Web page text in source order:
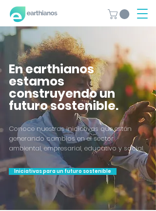
En earthianos
estamos
construyendo un
futuro sostenible.
Conoce nuestras iniciativas que están
generando cambios en el sector
ambiental, empresarial, educativo y social.
Iniciativas para un futuro sostenible